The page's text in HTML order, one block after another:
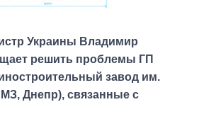
Украины Владимир
решить проблемы ГП
завод им.
Днепр), связанные с